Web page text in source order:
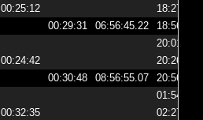
00:25:12
18:27:14
00:29:31 06:56:45.22
18:56:45
20:01:24
00:24:42
20:26:06
00:30:48 08:56:55.07
20:56:55
01:54:35
00:32:35
02:27:11